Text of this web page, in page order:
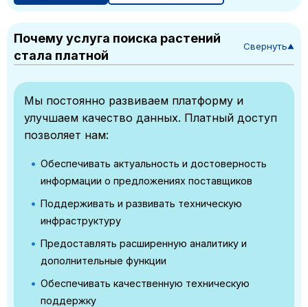
Почему услуга поиска растений
стала платной
Свернуть▼
Мы постоянно развиваем платформу и
улучшаем качество данных. Платный доступ
позволяет нам:
Обеспечивать актуальность и достоверность
информации о предложениях поставщиков
Поддерживать и развивать техническую
инфраструктуру
Предоставлять расширенную аналитику и
дополнительные функции
Обеспечивать качественную техническую
поддержку